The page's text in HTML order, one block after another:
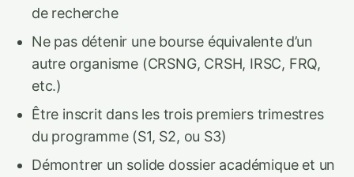
de recherche
Ne pas détenir une bourse équivalente d’un
autre organisme (CRSNG, CRSH, IRSC, FRQ,
etc.)
Être inscrit dans les trois premiers trimestres
du programme (S1, S2, ou S3)
Démontrer un solide dossier académique et un